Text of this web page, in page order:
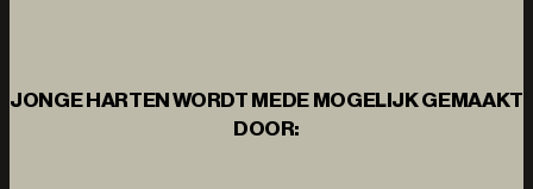
JONGE HARTEN WORDT MEDE MOGELIJK GEMAAKT
DOOR: